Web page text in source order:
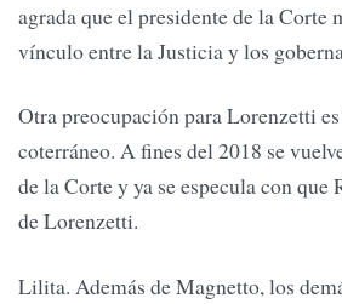
agrada que el presidente de la Corte
vínculo entre la Justicia y los
Otra preocupación para Lorenzetti
coterráneo. A fines del 2018 se
de la Corte y ya se especula con
de Lorenzetti.
Lilita. Además de Magnetto, los